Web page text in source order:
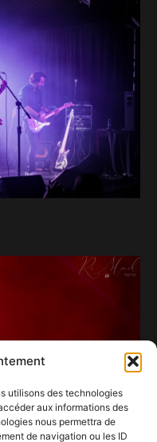
utilisons des technologies
aux informations des
nous permettra de
de navigation ou les ID